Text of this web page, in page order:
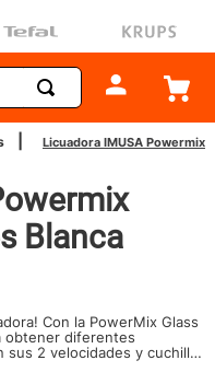
Licuadora IMUSA Powermix
Blanca
Con la PowerMix Glass
obtener diferentes
2 velocidades y cuchillas